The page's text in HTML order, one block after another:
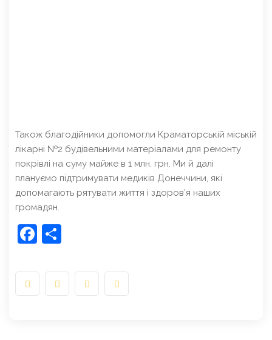
Також благодійники допомогли Краматорській міській
лікарні №2 будівельними матеріалами для ремонту
покрівлі на суму майже в 1 млн. грн. Ми й далі
плануємо підтримувати медиків Донеччини, які
допомагають рятувати життя і здоров’я наших
громадян.
Facebook